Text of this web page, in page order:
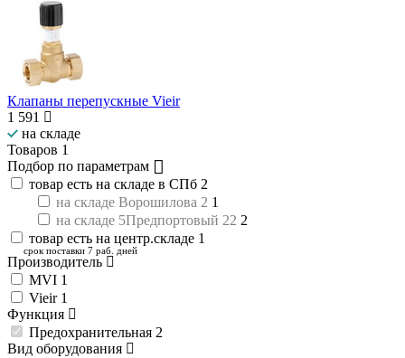
Клапаны перепускные Vieir
1 591
на складе
Товаров 1
Подбор по параметрам
товар есть на складе в СПб 2
на складе Ворошилова 2 1
на складе 5Предпортовый 22 2
товар есть на центр.складе 1
срок поставки 7 раб. дней
Производитель
MVI 1
Vieir 1
Функция
Предохранительная 2
Вид оборудования